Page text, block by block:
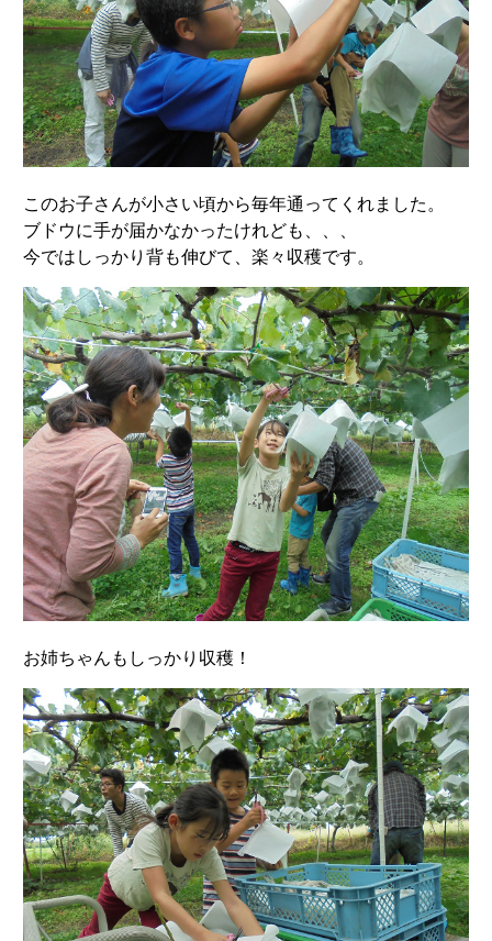
このお子さんが小さい頃から毎年通ってくれました。
ブドウに手が届かなかったけれども、、、
今ではしっかり背も伸びて、楽々収穫です。
お姉ちゃんもしっかり収穫！